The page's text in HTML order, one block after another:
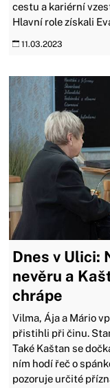
cestu a kariérní
Hlavní role získali
11.03.2023
Dnes v Ulici:
nevěru a
chrápe
Vilma, Ája a Mário
přistihli při činu.
Také Kaštan se
ním hodí řeč o
pozoruje určité